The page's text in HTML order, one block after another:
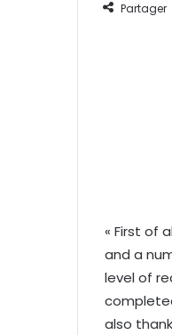
Partager
« First of
and a
level of
also